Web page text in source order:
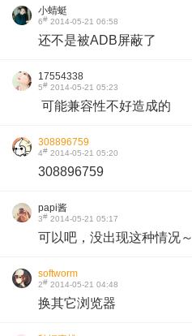
小蜻蜓
6# 2014-05-21 06:58
还不是被ADB屏蔽了
17554338
5# 2014-05-21 05:23
可能兼容性不好造成的
308896759
4# 2014-05-21 05:20
308896759
papi酱
3# 2014-05-21 05:17
可以吧，没出现这种情况～
softworm
2# 2014-05-21 04:48
换其它浏览器